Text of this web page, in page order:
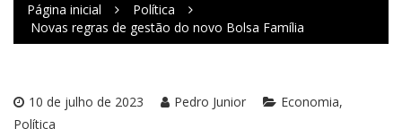
Página inicial
Política
Novas regras de gestão do novo Bolsa Família
10 de julho de 2023 Pedro Junior
Economia
Política